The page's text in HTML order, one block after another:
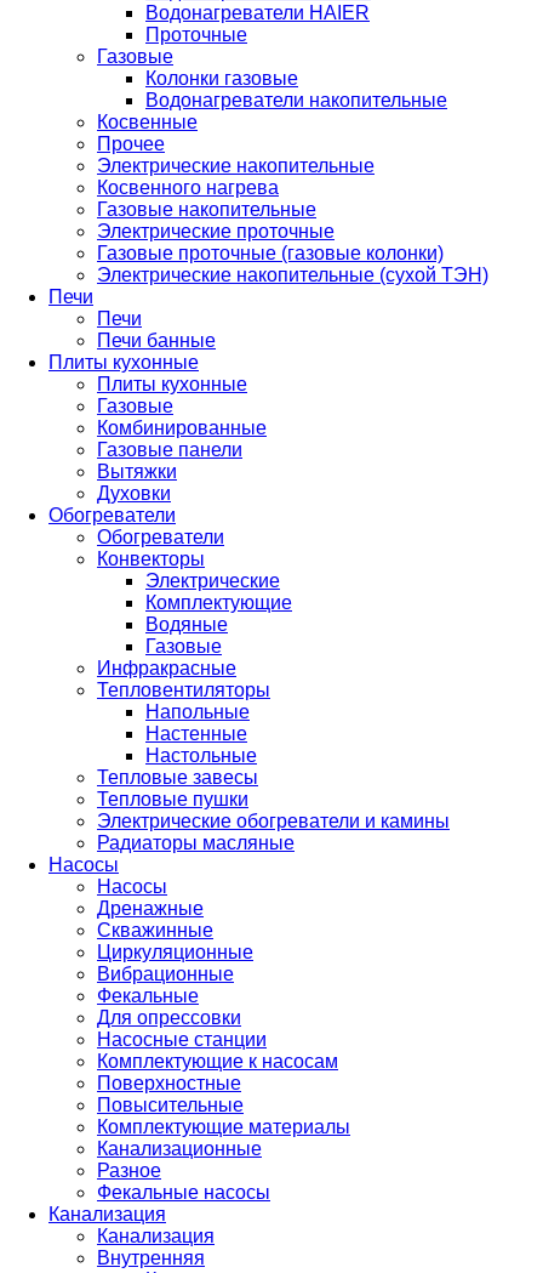
Водонагреватели HAIER
Проточные
Газовые
Колонки газовые
Водонагреватели накопительные
Косвенные
Прочее
Электрические накопительные
Косвенного нагрева
Газовые накопительные
Электрические проточные
Газовые проточные (газовые колонки)
Электрические накопительные (сухой ТЭН)
Печи
Печи
Печи банные
Плиты кухонные
Плиты кухонные
Газовые
Комбинированные
Газовые панели
Вытяжки
Духовки
Обогреватели
Обогреватели
Конвекторы
Электрические
Комплектующие
Водяные
Газовые
Инфракрасные
Тепловентиляторы
Напольные
Настенные
Настольные
Тепловые завесы
Тепловые пушки
Электрические обогреватели и камины
Радиаторы масляные
Насосы
Насосы
Дренажные
Скважинные
Циркуляционные
Вибрационные
Фекальные
Для опрессовки
Насосные станции
Комплектующие к насосам
Поверхностные
Повысительные
Комплектующие материалы
Канализационные
Разное
Фекальные насосы
Канализация
Канализация
Внутренняя